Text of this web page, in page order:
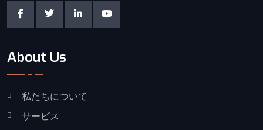
About Us
私たちについて
サービス